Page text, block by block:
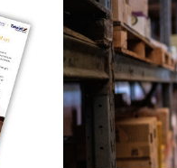
05.11.2025
Les cas
industrielles
Temps de